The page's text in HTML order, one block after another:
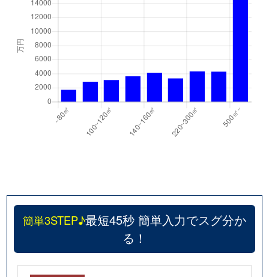
簡単3STEP♪最短45秒 簡単入力でスグ分か
る！